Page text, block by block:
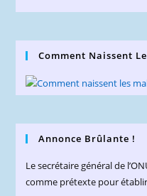
Comment Naissent
Annonce Brûlante !
Le secrétaire général de
comme prétexte pour